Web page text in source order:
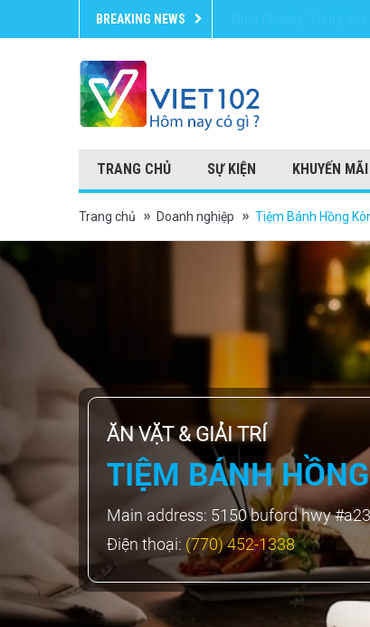
BREAKING NEWS
TRANG CHỦ SỰ KIỆN KHUYẾN MÃI
Trang chủ Doanh nghiệp Tiệm Bánh Hồng
ĂN VẶT & GIẢI TRÍ
TIỆM BÁNH
Main address: 5150 buford hwy
Điện thoại: (770) 452-1338